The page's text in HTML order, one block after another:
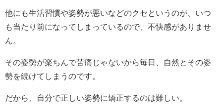
他にも生活習慣や姿勢が悪いなどのクセというのが、いつ
も当たり前になってしまっているので、不快感がありませ
ん。
その姿勢が楽ちんで苦痛じゃないから毎日、自然とその姿
勢を続けてしまうのです。
だから、自分で正しい姿勢に矯正するのは難しい。